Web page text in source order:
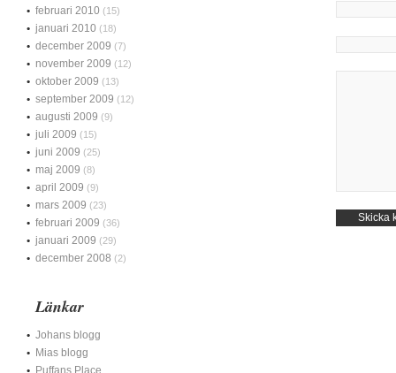
februari 2010 (15)
januari 2010 (18)
december 2009 (7)
november 2009 (12)
oktober 2009 (13)
september 2009 (12)
augusti 2009 (9)
juli 2009 (15)
juni 2009 (25)
maj 2009 (8)
april 2009 (9)
mars 2009 (23)
februari 2009 (36)
januari 2009 (29)
december 2008 (2)
Länkar
Johans blogg
Mias blogg
Puffans Place